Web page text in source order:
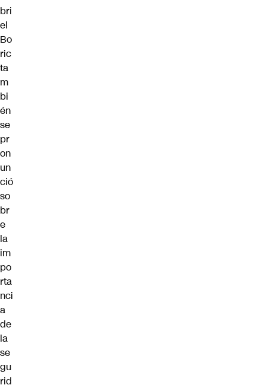
bri
el
Bo
ric
ta
m
bi
én
se
pr
on
un
ció
so
br
e
la
im
po
rta
nci
a
de
la
se
gu
rid